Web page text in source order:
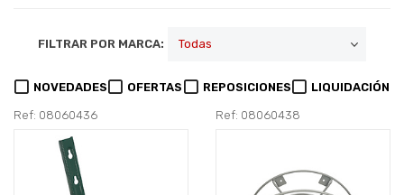
FILTRAR POR MARCA:
NOVEDADES OFERTAS REPOSICIONES LIQUIDACIÓN
Ref: 08060436 Ref: 08060438